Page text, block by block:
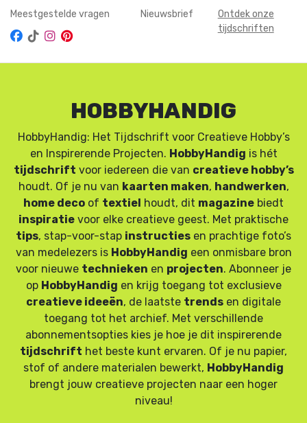
Meestgestelde vragen Nieuwsbrief
Ontdek onze
tijdschriften
HOBBYHANDIG
HobbyHandig: Het Tijdschrift voor Creatieve Hobby’s
en Inspirerende Projecten. HobbyHandig is hét
tijdschrift voor iedereen die van creatieve hobby’s
houdt. Of je nu van kaarten maken, handwerken,
home deco of textiel houdt, dit magazine biedt
inspiratie voor elke creatieve geest. Met praktische
tips, stap-voor-stap instructies en prachtige foto’s
van medelezers is HobbyHandig een onmisbare bron
voor nieuwe technieken en projecten. Abonneer je
op HobbyHandig en krijg toegang tot exclusieve
creatieve ideeën, de laatste trends en digitale
toegang tot het archief. Met verschillende
abonnementsopties kies je hoe je dit inspirerende
tijdschrift het beste kunt ervaren. Of je nu papier,
stof of andere materialen bewerkt, HobbyHandig
brengt jouw creatieve projecten naar een hoger
niveau!